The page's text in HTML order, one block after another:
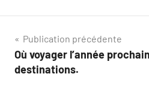
Navigation
de
Publication précédente
Où voyager l’année
destinations.